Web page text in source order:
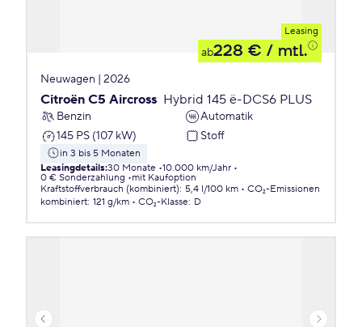
Leasing
ab228 € / mtl.
Neuwagen | 2026
Citroën C5 Aircross Hybrid 145 ë-DCS6 PLUS
Benzin
Automatik
145 PS (107 kW)
Stoff
in 3 bis 5 Monaten
Leasingdetails:30 Monate 10.000 km/Jahr
0 € Sonderzahlung
mit Kaufoption
Kraftstoffverbrauch (kombiniert): 5,4 l/100 km
CO₂-Emissionen
kombiniert: 121 g/km CO₂-Klasse: D